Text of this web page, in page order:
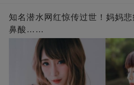
知名潜水网红惊传过世！妈妈悲
鼻酸……